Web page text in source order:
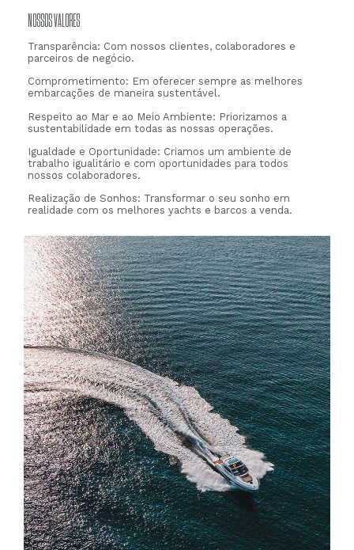
NOSSOS VALORES
Transparência: Com nossos clientes, colaboradores e
parceiros de negócio.
Comprometimento: Em oferecer sempre as melhores
embarcações de maneira sustentável.
Respeito ao Mar e ao Meio Ambiente: Priorizamos a
sustentabilidade em todas as nossas operações.
Igualdade e Oportunidade: Criamos um ambiente de
trabalho igualitário e com oportunidades para todos
nossos colaboradores.
Realização de Sonhos: Transformar o seu sonho em
realidade com os melhores yachts e barcos a venda.